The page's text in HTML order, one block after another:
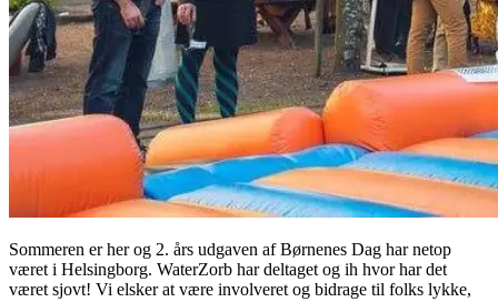
Sommeren er her og 2. års udgaven af ​​Børnenes Dag har netop
været i Helsingborg. WaterZorb har deltaget og ih hvor har det
været sjovt! Vi elsker at være involveret og bidrage til folks lykke,